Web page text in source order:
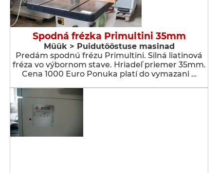
Spodná frézka Primultini 35mm
Müük > Puidutööstuse masinad
Predám spodnú frézu Primultini. Silná liatinová
fréza vo výbornom stave. Hriadeľ priemer 35mm.
Cena 1000 Euro Ponuka platí do vymazani …